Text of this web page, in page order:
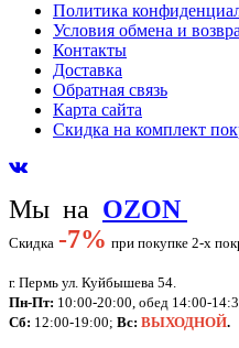
Политика
Условия обмена и
Контакты
Доставка
Обратная связь
Карта сайта
Скидка на комплект
Мы на OZON
Скидка -7% при покупке 2-х
г. Пермь ул. Куйбышева 54.
Пн-Пт: 10:00-20:00, обед 14:00-
Сб: 12:00-19:00; Вс: ВЫХОДНОЙ.